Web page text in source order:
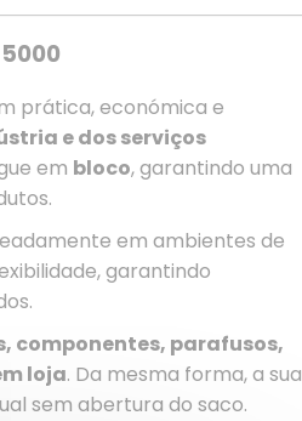
prática, económica e
e dos serviços
em bloco, garantindo uma
em ambientes de
garantindo
componentes, parafusos,
loja. Da mesma forma, a sua
sem abertura do saco.